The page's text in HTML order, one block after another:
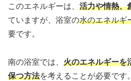
このエネルギーは、 活力や情熱、
ていますが、浴室の水のエネルギ
要です。
南の浴室では、 火のエネルギーを
保つ方法を考えることが必要です。